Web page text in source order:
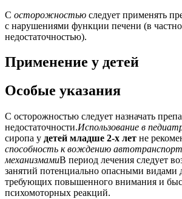
С осторожностью следует применять
с нарушениями функции печени (в
недостаточностью).
Применение у детей
Особые указания
С осторожностью следует назначать
недостаточности.Использование в
сиропа у детей младше 2-х лет не
способность к вождению
механизмамиВ период лечения следует
занятий потенциально опасными видами
требующих повышенного внимания и
психомоторных реакций.